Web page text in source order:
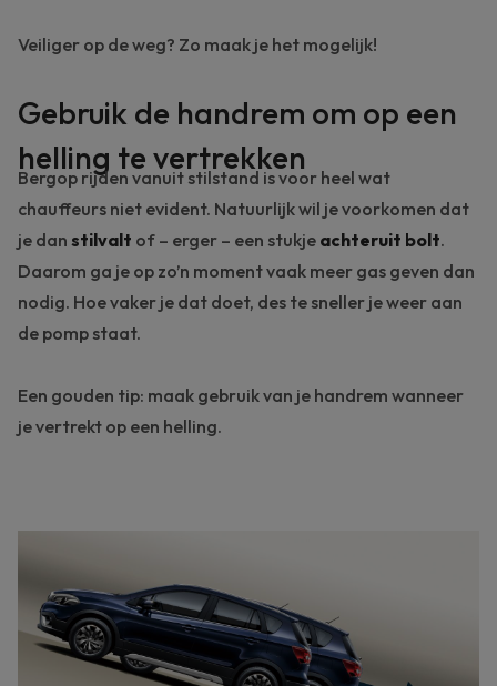
Veiliger op de weg? Zo maak je het mogelijk!
Gebruik de handrem om op een
helling te vertrekken
Bergop rijden vanuit stilstand is voor heel wat
chauffeurs niet evident. Natuurlijk wil je voorkomen dat
je dan stilvalt of – erger – een stukje achteruit bolt.
Daarom ga je op zo’n moment vaak meer gas geven dan
nodig. Hoe vaker je dat doet, des te sneller je weer aan
de pomp staat.
Een gouden tip: maak gebruik van je handrem wanneer
je vertrekt op een helling.